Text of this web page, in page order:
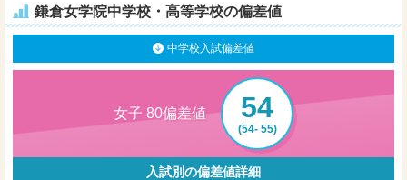
鎌倉女学院中学校・高等学校の偏差値
中学校入試偏差値
54
(54- 55)
女子 80偏差値
入試別の偏差値詳細